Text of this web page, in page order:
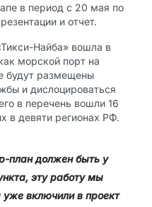
в период с 20 мая по
и отчет.
Найба» вошла в
морской порт на
будут размещены
и дислоцироваться
в перечень вошли 16
в девяти регионах РФ.
план должен быть у
эту работу мы
включили в проект